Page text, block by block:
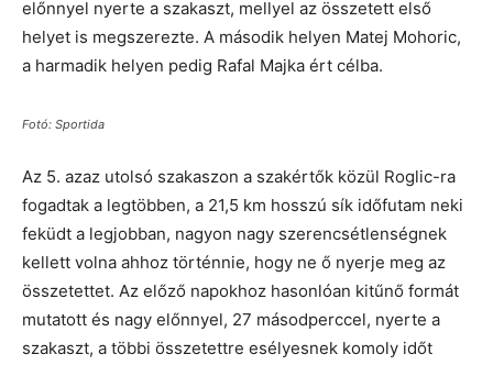
előnnyel nyerte a szakaszt, mellyel az összetett első
helyet is megszerezte. A második helyen Matej Mohoric,
a harmadik helyen pedig Rafal Majka ért célba.
Fotó: Sportida
Az 5. azaz utolsó szakaszon a szakértők közül Roglic-ra
fogadtak a legtöbben, a 21,5 km hosszú sík időfutam neki
feküdt a legjobban, nagyon nagy szerencsétlenségnek
kellett volna ahhoz történnie, hogy ne ő nyerje meg az
összetettet. Az előző napokhoz hasonlóan kitűnő formát
mutatott és nagy előnnyel, 27 másodperccel, nyerte a
szakaszt, a többi összetettre esélyesnek komoly időt